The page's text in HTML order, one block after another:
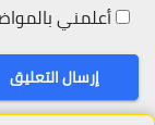
أعلمني